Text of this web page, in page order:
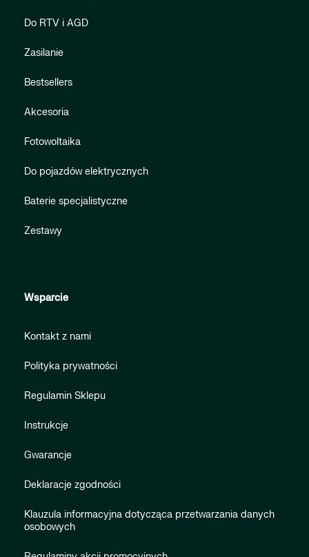
Do RTV i AGD
Zasilanie
Bestsellers
Akcesoria
Fotowoltaika
Do pojazdów elektrycznych
Baterie specjalistyczne
Zestawy
Wsparcie
Kontakt z nami
Polityka prywatności
Regulamin Sklepu
Instrukcje
Gwarancje
Deklaracje zgodności
Klauzula informacyjna dotycząca przetwarzania danych
osobowych